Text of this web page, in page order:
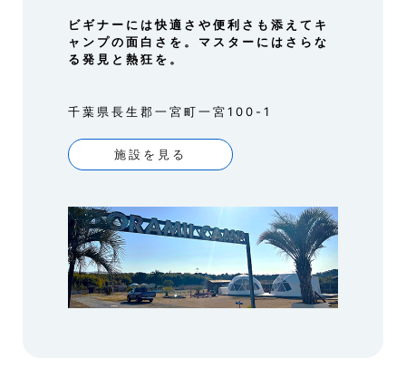
ビギナーには快適さや便利さも添えてキ
ャンプの面白さを。マスターにはさらな
る発見と熱狂を。
千葉県長生郡一宮町一宮100-1
施設を見る